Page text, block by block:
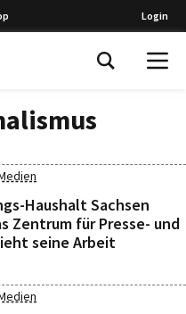
Login
Haushalt Sachsen
Zentrum für Presse- und
seine Arbeit